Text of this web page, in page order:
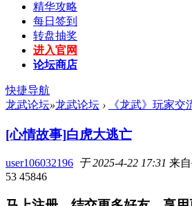
精华攻略
每日签到
转盘抽奖
进入官网
论坛商店
快捷导航
龙武论坛»龙武论坛 › 《龙武》玩家交
[心情故事]白虎大逃亡
user106032196 于 2025-4-22 17:31 来
53 45846